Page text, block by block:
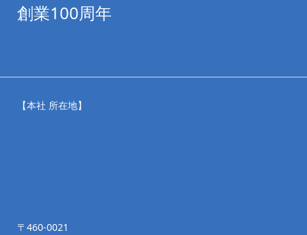
創業100周年
【本社 所在地】
〒460-0021